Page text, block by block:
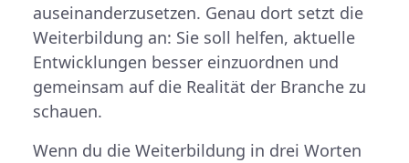
auseinanderzusetzen. Genau dort setzt die
Weiterbildung an: Sie soll helfen, aktuelle
Entwicklungen besser einzuordnen und
gemeinsam auf die Realität der Branche zu
schauen.
Wenn du die Weiterbildung in drei Worten